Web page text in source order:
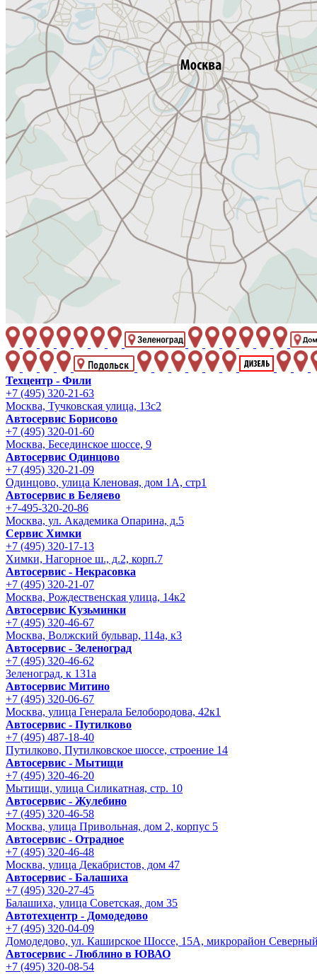
Техцентр - Фили
+7 (495) 320-21-63
Москва, Тучковская улица, 13с2
Автосервис Борисово
+7 (495) 320-01-60
Москва, Бесединское шоссе, 9
Автосервис Одинцово
+7 (495) 320-21-09
Одинцово, улица Кленовая, дом 1А, стр1
Автосервис в Беляево
+7-495-320-20-86
Москва, ул. Академика Опарина, д.5
Сервис Химки
+7 (495) 320-17-13
Химки, Нагорное ш., д.2, корп.7
Автосервис - Некрасовка
+7 (495) 320-21-07
Москва, Рождественская улица, 14к2
Автосервис Кузьминки
+7 (495) 320-46-67
Москва, Волжский бульвар, 114а, к3
Автосервис - Зеленоград
+7 (495) 320-46-62
Зеленоград, к 131а
Автосервис Митино
+7 (495) 320-06-67
Москва, улица Генерала Белобородова, 42к1
Автосервис - Путилково
+7 (495) 487-18-40
Путилково, Путилковское шоссе, строение 14
Автосервис - Мытищи
+7 (495) 320-46-20
Мытищи, улица Силикатная, стр. 10
Автосервис - Жулебино
+7 (495) 320-46-58
Москва, улица Привольная, дом 2, корпус 5
Автосервис - Отрадное
+7 (495) 320-46-48
Москва, улица Декабристов, дом 47
Автосервис - Балашиха
+7 (495) 320-27-45
Балашиха, улица Советская, дом 35
Автотехцентр - Домодедово
+7 (495) 320-04-09
Домодедово, ул. Каширское Шоссе, 15А, микрорайон
Автосервис - Люблино в ЮВАО
+7 (495) 320-08-54